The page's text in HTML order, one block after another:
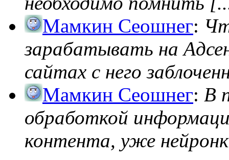
Мамкин Сеошнег:
зарабатывать на
сайтах с него
Мамкин Сеошнег: В
обработкой
контента, уже